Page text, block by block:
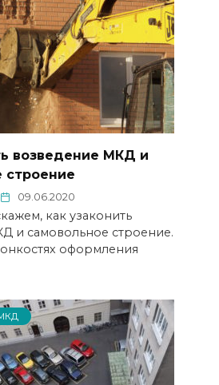
возведение МКД и
строение
09.06.2020
как узаконить
и самовольное строение.
оформления